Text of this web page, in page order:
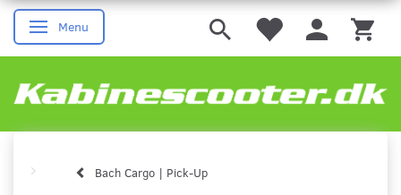
Skifte navigation
Menu
Bach Cargo | Pick-Up